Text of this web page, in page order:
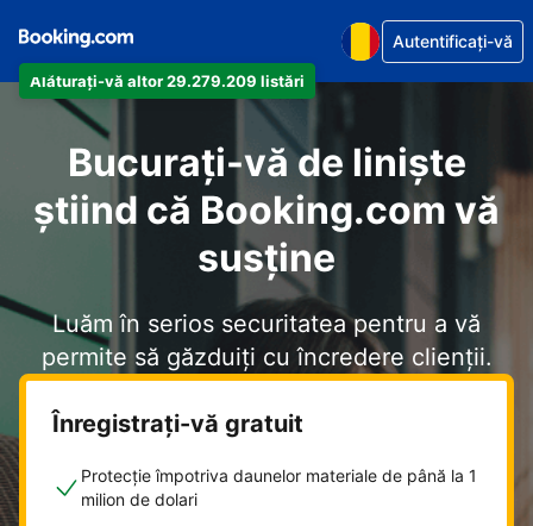
Alăturați-vă altor 29.279.209 listări
Autentificați-vă
Bucurați-vă de liniște
știind că Booking.com vă
susține
Luăm în serios securitatea pentru a vă
permite să găzduiți cu încredere clienții.
Înregistrați-vă gratuit
Protecție împotriva daunelor materiale de până la 1
milion de dolari